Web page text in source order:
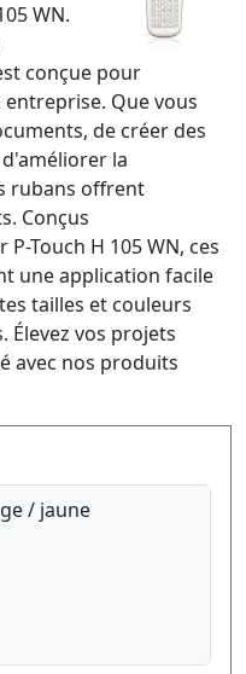
WN.
conçue pour
Que vous
de créer des
la
rubans offrent
Conçus
Touch H 105 WN, ces
une application facile
tailles et couleurs
Élevez vos projets
avec nos produits
/ jaune